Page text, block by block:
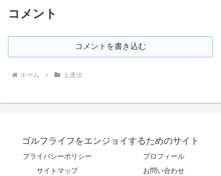
コメント
コメントを書き込む
ホーム 上達法
ゴルフライフをエンジョイするためのサイト
プライバシーポリシー
プロフィール
サイトマップ
お問い合わせ